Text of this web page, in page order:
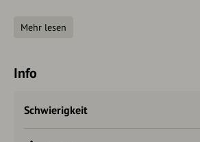
Nach einem kurzen Stück über die
ein alter Grenztrum steht am
Kilometern erwandern Sie
Henneberg - Einst sitz der Grafen von
die ganze Region in Südthüringen
Mehr lesen
Info
Schwierigkeit